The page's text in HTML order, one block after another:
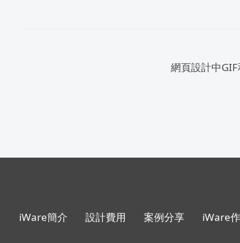
網頁設計中GIF
iWare簡介 設計費用 案例分享 iWare